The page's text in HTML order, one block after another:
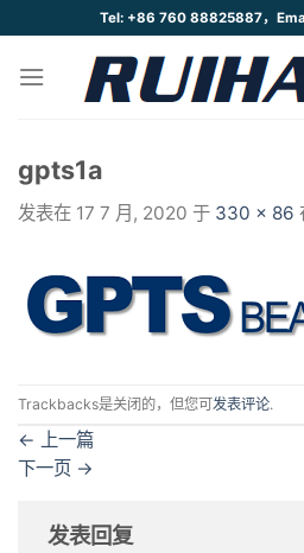
到
Tel: +86 760 88825887，
gpts1a
发表在 17 7 月, 2020 于 330 × 86
Trackbacks是关闭的，但您可发表评论.
← 上一篇
下一页 →
发表回复